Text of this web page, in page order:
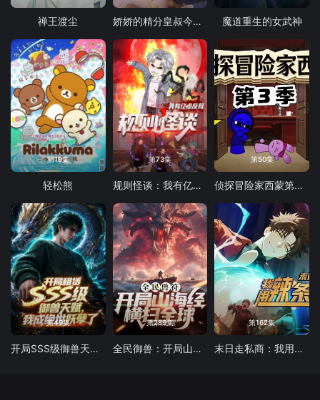
禅王渡尘 娇娇的精分皇叔今天又吃醋了 魔道重生的女武神
第19集
轻松熊
第73集
规则怪谈：我有亿点反骨
第50集
侦探冒险家西蒙第三季
第49集
开局SSS级御兽天赋，我成绝世妖孽动态漫画
第289集
全民御兽：开局山海经，我横扫全球
第162集
末日走私商：我用辣条换金砖动态漫画